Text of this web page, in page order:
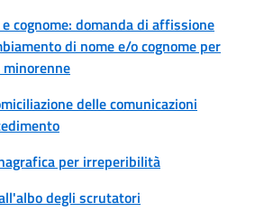
cognome: domanda di affissione
di nome e/o cognome per
delle comunicazioni
per irreperibilità
degli scrutatori